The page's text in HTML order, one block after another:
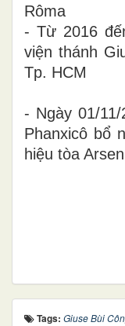
Rôma
- Từ 2016
viện thánh
Tp. HCM
- Ngày 01/
Phanxicô bổ
hiệu tòa
Tags: Giuse Bùi